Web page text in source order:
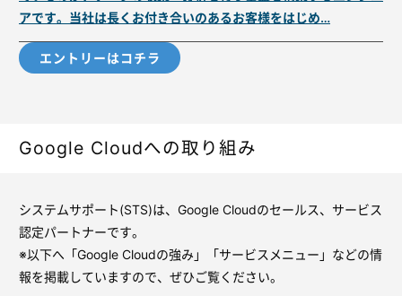
アです。当社は長くお付き合いのあるお客様をはじめ…
エントリーはコチラ
Google Cloudへの取り組み
システムサポート(STS)は、Google Cloudのセールス、サービス
認定パートナーです。
※以下へ「Google Cloudの強み」「サービスメニュー」などの情
報を掲載していますので、ぜひご覧ください。